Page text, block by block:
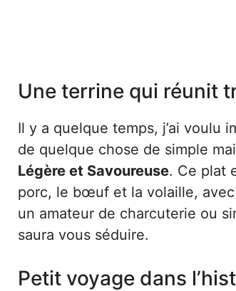
Une terrine qui réunit
Il y a quelque temps, j’ai voulu
de quelque chose de simple
Légère et Savoureuse. Ce plat
porc, le bœuf et la volaille,
un amateur de charcuterie ou
saura vous séduire.
Petit voyage dans